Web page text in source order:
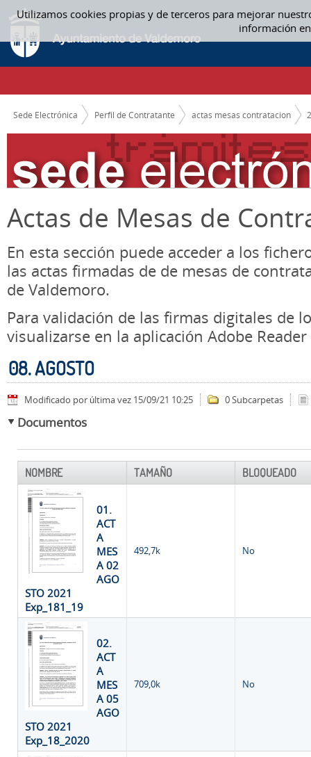
Utilizamos cookies propias y de terceros para mejorar
información
Saltar al contenido
08. AGOSTO - ACTAS MESAS CONTRATACION
CAMINO DE MIGAS
Sede Electrónica Perfil de Contratante actas mesas contratacion
Actas de Mesas de
En esta sección puede acceder a los
las actas firmadas de de mesas de
de Valdemoro.
Para validación de las firmas digitales de
visualizarse en la aplicación Adobe Reader
08. AGOSTO
Modificado por última vez 15/09/21 10:25 0 Subcarpetas
Documentos
NOMBRE TAMAÑO BLOQUEADO
01.
ACT
A
MES
A 02
AGO
STO 2021
Exp_181_19
492,7k No
02.
ACT
A
MES
A 05
AGO
STO 2021
Exp_18_2020
709,0k No